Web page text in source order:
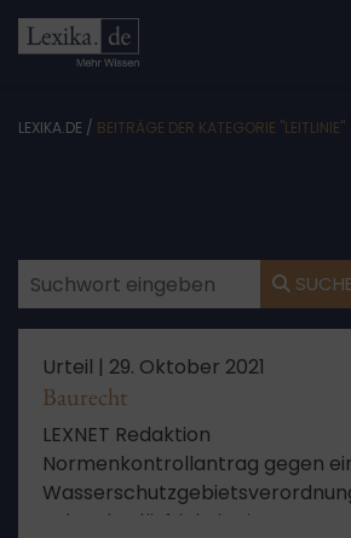
LEXIKA.DE / BEITRÄGE DER KATEGORIE "LEITLINIE"
Urteil | 29. Oktober 2021
Baurecht
LEXNET Redaktion
Normenkontrollantrag gegen
Schutzbedürftigkeit eines